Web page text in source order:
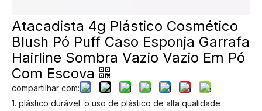
PRODUTOS
Atacadista 4g Plástico Cosmético
Blush Pó Puff Caso Esponja Garrafa
Hairline Sombra Vazio Vazio Em Pó
Com Escova
compartilhar com:
1. plástico durável: o uso de plástico de alta qualidade